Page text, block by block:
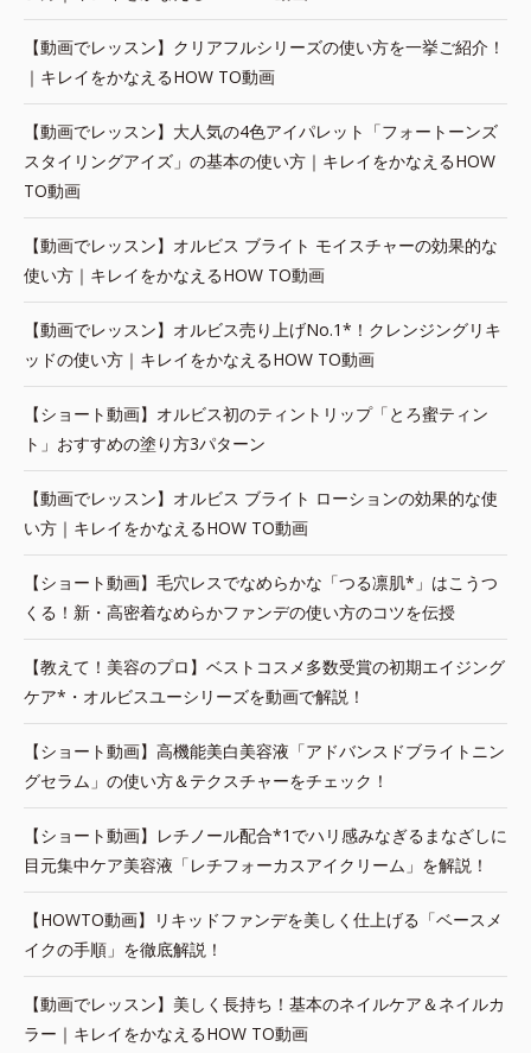
【動画でレッスン】クリアフルシリーズの使い方を一挙ご紹介！
｜キレイをかなえるHOW TO動画
【動画でレッスン】大人気の4色アイパレット「フォートーンズ
スタイリングアイズ」の基本の使い方｜キレイをかなえるHOW
TO動画
【動画でレッスン】オルビス ブライト モイスチャーの効果的な
使い方｜キレイをかなえるHOW TO動画
【動画でレッスン】オルビス売り上げNo.1*！クレンジングリキ
ッドの使い方｜キレイをかなえるHOW TO動画
【ショート動画】オルビス初のティントリップ「とろ蜜ティン
ト」おすすめの塗り方3パターン
【動画でレッスン】オルビス ブライト ローションの効果的な使
い方｜キレイをかなえるHOW TO動画
【ショート動画】毛穴レスでなめらかな「つる凛肌*」はこうつ
くる！新・高密着なめらかファンデの使い方のコツを伝授
【教えて！美容のプロ】ベストコスメ多数受賞の初期エイジング
ケア*・オルビスユーシリーズを動画で解説！
【ショート動画】高機能美白美容液「アドバンスドブライトニン
グセラム」の使い方＆テクスチャーをチェック！
【ショート動画】レチノール配合*1でハリ感みなぎるまなざしに
目元集中ケア美容液「レチフォーカスアイクリーム」を解説！
【HOWTO動画】リキッドファンデを美しく仕上げる「ベースメ
イクの手順」を徹底解説！
【動画でレッスン】美しく長持ち！基本のネイルケア＆ネイルカ
ラー｜キレイをかなえるHOW TO動画